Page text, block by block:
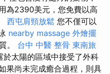
為2390美元，您免費以高
西屯肩頸放鬆 您不僅可以
nearby massage 外燴擺
。 台中 中醫 整骨 東南旅
於太陽的區域中接受了外科
果尚未完成癒合過程，則具